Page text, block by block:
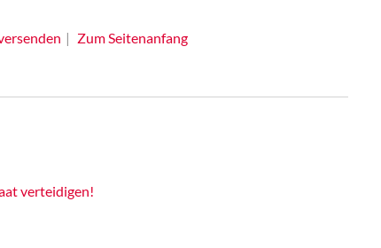
Zum Seitenanfang
verteidigen!